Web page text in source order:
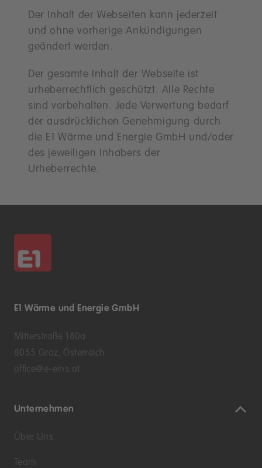
Der Inhalt der Webseiten kann jederzeit
und ohne vorherige Ankündigungen
geändert werden.
Der gesamte Inhalt der Webseite ist
urheberrechtlich geschützt. Alle Rechte
sind vorbehalten. Jede Verwertung bedarf
der ausdrücklichen Genehmigung durch
die E1 Wärme und Energie GmbH und/oder
des jeweiligen Inhabers der
Urheberrechte.
E1 Wärme und Energie GmbH
Mitterstraße 180a
8055 Graz, Österreich
office@e-eins.at
Unternehmen
Über Uns
Team